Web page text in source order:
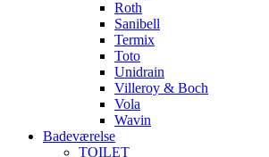
Roth
Sanibell
Termix
Toto
Unidrain
Villeroy & Boch
Vola
Wavin
Badeværelse
TOILET